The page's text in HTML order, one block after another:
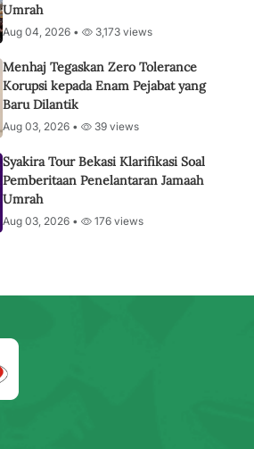
Umrah
Aug 04, 2026 • 3,173 views
Menhaj Tegaskan Zero Tolerance
Korupsi kepada Enam Pejabat yang
Baru Dilantik
Aug 03, 2026 • 39 views
Syakira Tour Bekasi Klarifikasi Soal
Pemberitaan Penelantaran Jamaah
Umrah
Aug 03, 2026 • 176 views